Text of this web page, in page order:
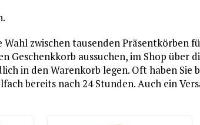
zwischen tausenden Präsentkörben
Geschenkkorb aussuchen, im Shop über
in den Warenkorb legen. Oft haben Sie
bereits nach 24 Stunden. Auch ein